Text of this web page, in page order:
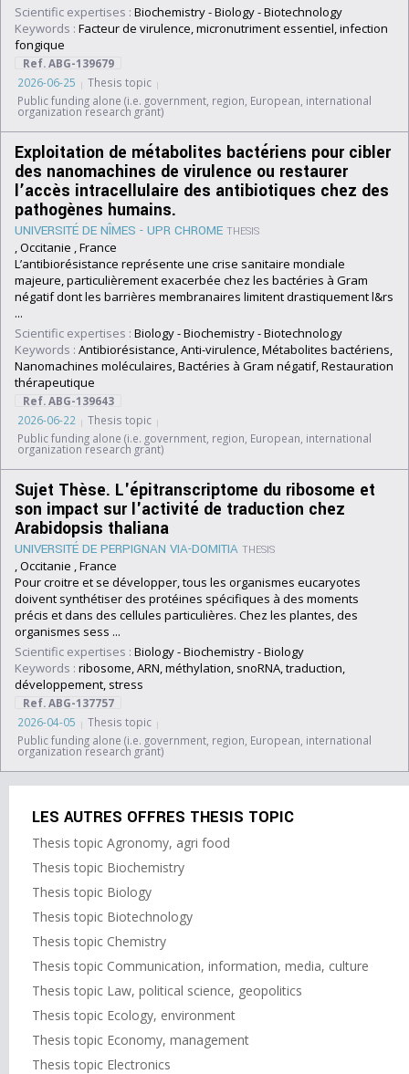
Scientific expertises : Biochemistry-Biology-Biotechnology
Keywords : Facteur de virulence, micronutriment essentiel, infection
fongique
Ref. ABG-139679
2026-06-25
Thesis topic
Public funding alone (i.e. government, region, European, international
organization research grant)
Exploitation de métabolites bactériens pour cibler
des nanomachines de virulence ou restaurer
l’accès intracellulaire des antibiotiques chez des
pathogènes humains.
UNIVERSITÉ DE NÎMES - UPR CHROME THESIS
, Occitanie , France
L’antibiorésistance représente une crise sanitaire mondiale
majeure, particulièrement exacerbée chez les bactéries à Gram
négatif dont les barrières membranaires limitent drastiquement l&rs
...
Scientific expertises : Biology-Biochemistry-Biotechnology
Keywords : Antibiorésistance, Anti-virulence, Métabolites bactériens,
Nanomachines moléculaires, Bactéries à Gram négatif, Restauration
thérapeutique
Ref. ABG-139643
2026-06-22
Thesis topic
Public funding alone (i.e. government, region, European, international
organization research grant)
Sujet Thèse. L'épitranscriptome du ribosome et
son impact sur l'activité de traduction chez
Arabidopsis thaliana
UNIVERSITÉ DE PERPIGNAN VIA-DOMITIA THESIS
, Occitanie , France
Pour croitre et se développer, tous les organismes eucaryotes
doivent synthétiser des protéines spécifiques à des moments
précis et dans des cellules particulières. Chez les plantes, des
organismes sess ...
Scientific expertises : Biology-Biochemistry-Biology
Keywords : ribosome, ARN, méthylation, snoRNA, traduction,
développement, stress
Ref. ABG-137757
2026-04-05
Thesis topic
Public funding alone (i.e. government, region, European, international
organization research grant)
LES AUTRES OFFRES THESIS TOPIC
Thesis topic Agronomy, agri food
Thesis topic Biochemistry
Thesis topic Biology
Thesis topic Biotechnology
Thesis topic Chemistry
Thesis topic Communication, information, media, culture
Thesis topic Law, political science, geopolitics
Thesis topic Ecology, environment
Thesis topic Economy, management
Thesis topic Electronics